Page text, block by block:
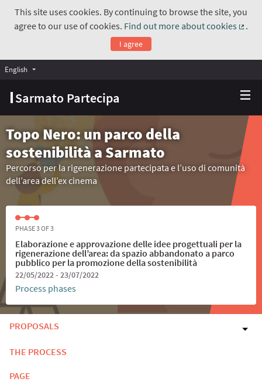
This site uses cookies. By continuing to browse the site, you
agree to our use of cookies. Find out more about cookies
.
I agree
Sarmato Partecipa
English Choose language
Topo Nero: un parco della
sostenibilità a Sarmato
Percorso per la rigenerazione partecipata e l’uso di comunità
dell’area dell’ex cinema
PHASE 3 OF 3
Elaborazione e approvazione delle idee progettuali per la
rigenerazione dell’area: da spazio abbandonato a parco
pubblico per la promozione della sostenibilità
22/05/2022 - 23/07/2022
Process phases
PROPOSALS
THE PROCESS
PAGE